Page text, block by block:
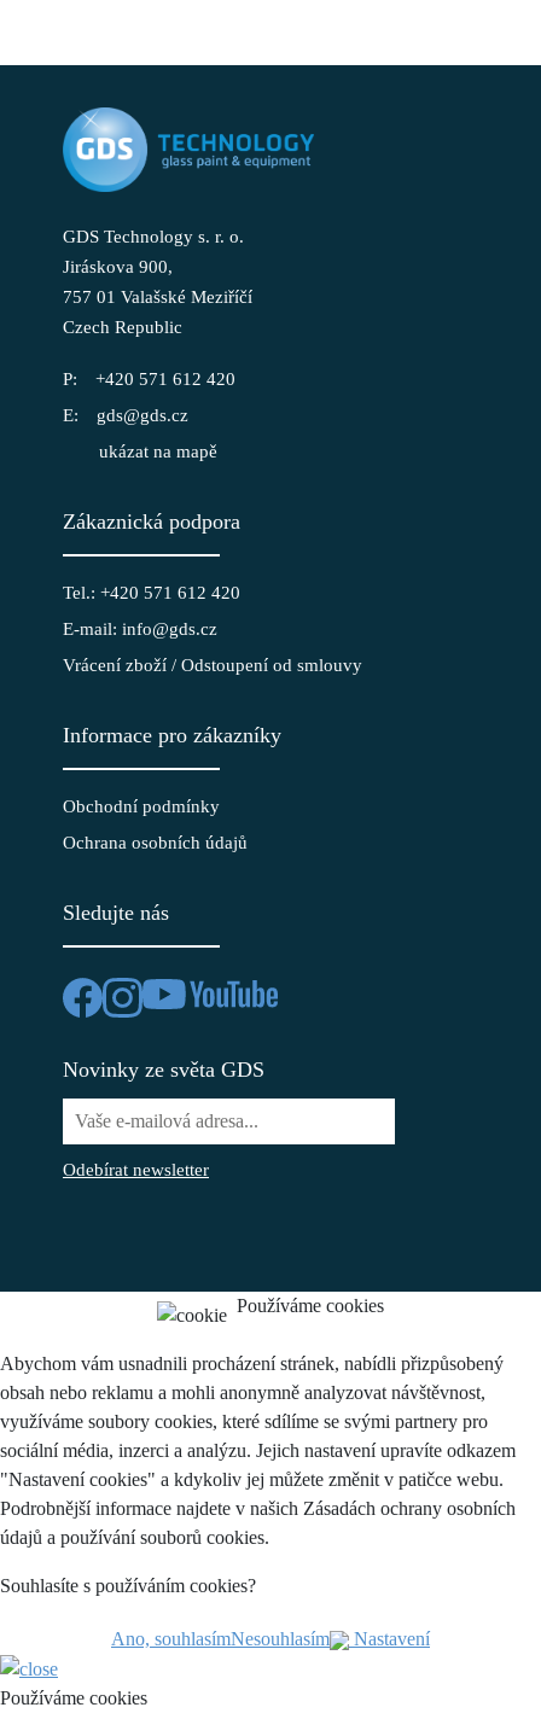
GDS Technology s. r. o.
Jiráskova 900,
757 01 Valašské Meziříčí
Czech Republic
+420 571 612 420
gds@gds.cz
ukázat na mapě
Zákaznická podpora
Tel.: +420 571 612 420
E-mail: info@gds.cz
Vrácení zboží / Odstoupení od smlouvy
Informace pro zákazníky
Obchodní podmínky
Ochrana osobních údajů
Sledujte nás
Novinky ze světa GDS
Odebírat newsletter
Používáme cookies
Abychom vám usnadnili procházení stránek, nabídli přizpůsobený
obsah nebo reklamu a mohli anonymně analyzovat návštěvnost,
využíváme soubory cookies, které sdílíme se svými partnery pro
sociální média, inzerci a analýzu. Jejich nastavení upravíte odkazem
"Nastavení cookies" a kdykoliv jej můžete změnit v patičce webu.
Podrobnější informace najdete v našich Zásadách ochrany osobních
údajů a používání souborů cookies.
Souhlasíte s používáním cookies?
Ano, souhlasímNesouhlasím Nastavení
Používáme cookies